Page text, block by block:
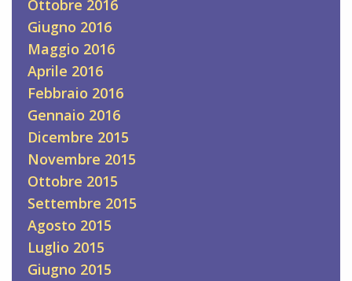
Ottobre 2016
Giugno 2016
Maggio 2016
Aprile 2016
Febbraio 2016
Gennaio 2016
Dicembre 2015
Novembre 2015
Ottobre 2015
Settembre 2015
Agosto 2015
Luglio 2015
Giugno 2015